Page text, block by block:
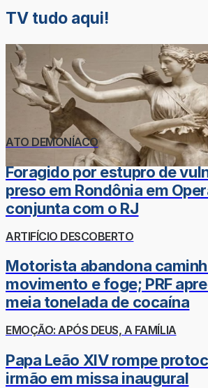
TV tudo aqui!
ATO DEMONÍACO
Foragido por estupro de
preso em Rondônia em
conjunta com o RJ
ARTIFÍCIO DESCOBERTO
Motorista abandona
movimento e foge; PRF
meia tonelada de cocaína
EMOÇÃO: APÓS DEUS, A FAMÍLIA
Papa Leão XIV rompe
irmão em missa inaugural